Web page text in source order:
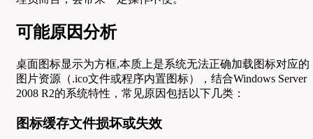
可能原因分析
桌面图标显示为方框,本质上是系统无法正确加载图标对应的
图片资源（.ico文件或程序内置图标），结合Windows Server
2008 R2的系统特性，常见原因包括以下几类：
图标缓存文件损坏或失效